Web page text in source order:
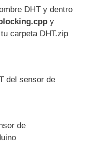
revisar esto
biblioteca DTH en
mi me gusta hacer
\Arduino \ libraries